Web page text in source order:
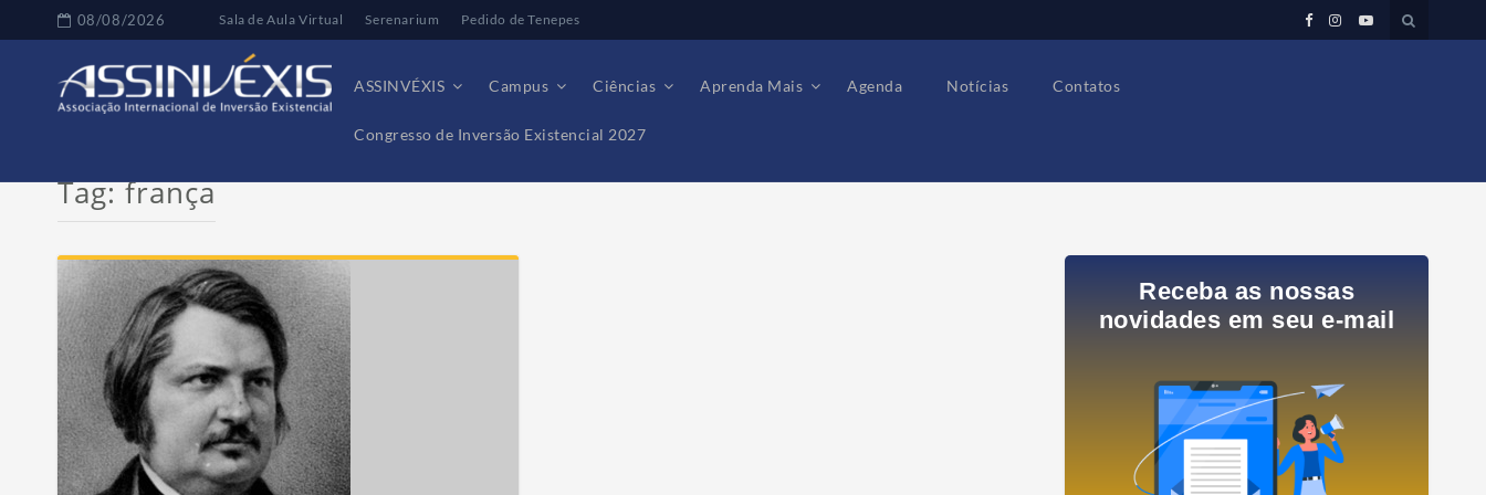
08/08/2026 Sala de Aula Virtual Serenarium Pedido de Tenepes
ASSINVÉXIS Campus Ciências Aprenda Mais Agenda Notícias Contatos
Congresso de Inversão Existencial 2027
Tag:frança
Receba as nossas
novidades em seu e-mail